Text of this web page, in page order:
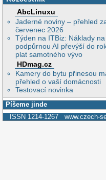
AbcLinuxu
Jaderné noviny – přehled
červenec 2026
Týden na ITBiz: Náklady na
podpůrnou AI převýší do
plat samotného vývo
HDmag.cz
Kamery do bytu přinesou
přehled o vaší domácnosti
Testovací novinka
Píšeme jinde
ISSN 1214-1267 www.czech-